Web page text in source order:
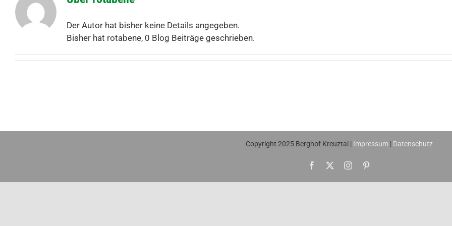
Der Autor hat bisher keine Details angegeben.
Bisher hat rotabene, 0 Blog Beiträge geschrieben.
Copyright 2025 Berghof Kreuztal | Impressum| Datenschutz
Facebook Instagram